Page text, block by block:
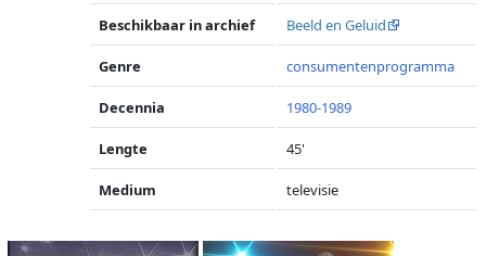
Beschikbaar in archief Beeld en Geluid
Genre consumentenprogramma
Decennia 1980-1989
Lengte 45'
Medium televisie